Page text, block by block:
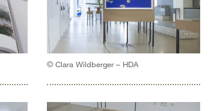
© Clara Wildberger – HDA